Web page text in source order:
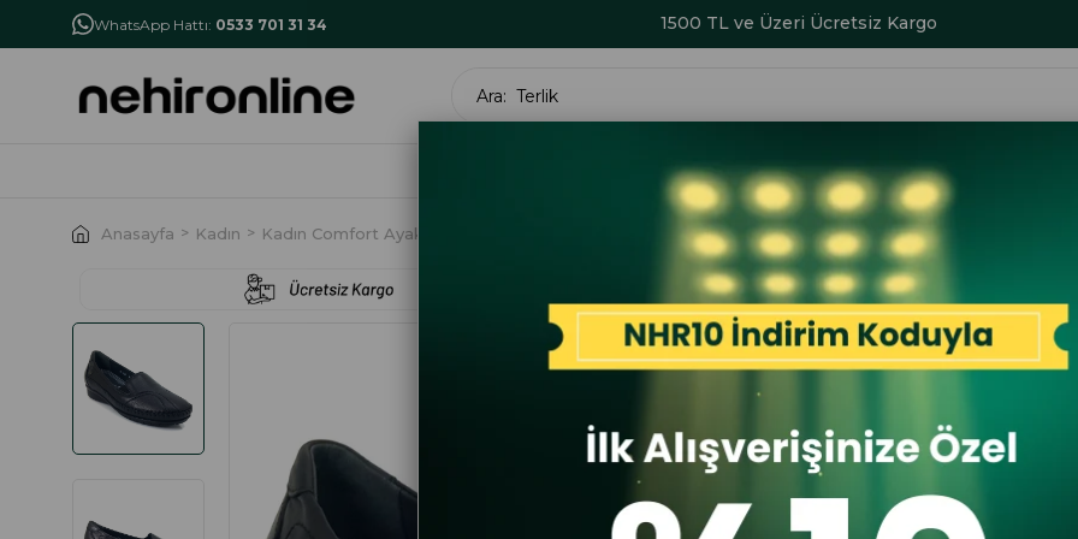
WhatsApp Hattı: 0533 701 31 34
İlk Alışverişe Özel İndirim NHR10 1500 TL ve Üzeri Ücretsiz Kargo
ERKEK ÇOCUK AKSESUAR SERİ SONU
Anasayfa Kadın Kadın Comfort Ayakkabı Forelli Lady 26YA Kadın Anatomik Günlük Ayakkabı Siyah
Forelli
Forelli
Günlük
İlk
İlk